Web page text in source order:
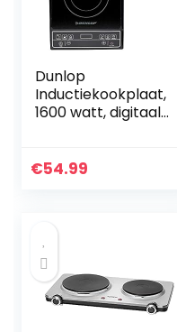
Dunlop
Inductiekookplaat,
1600 watt, digitaal
oververhittingsbev
€54.99